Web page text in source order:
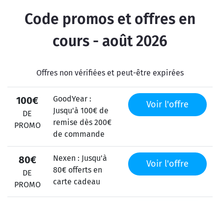
Code promos et offres en
cours - août 2026
Offres non vérifiées et peut-être expirées
100€
DE
PROMO
GoodYear :
Jusqu'à 100€ de
remise dès 200€
de commande
Voir l'offre
80€
DE
PROMO
Nexen : Jusqu'à
80€ offerts en
carte cadeau
Voir l'offre